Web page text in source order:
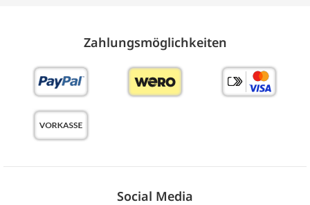
Zahlungs­möglich­keiten
Social Media